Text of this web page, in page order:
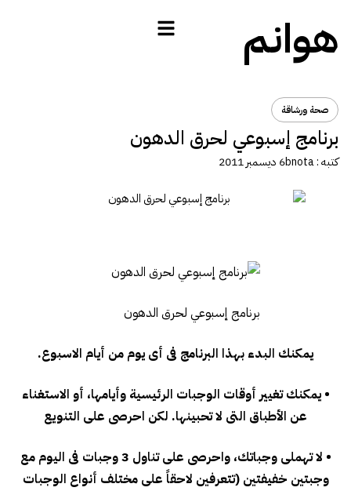
هوانم
صحة ورشاقة
برنامج إسبوعي لحرق الدهون
كتبه :bnota6 ديسمبر 2011
برنامج إسبوعي لحرق الدهون
يمكنك البدء بهذا البرنامج فى أى يوم من أيام الاسبوع.
• يمكنك تغيير أوقات الوجبات الرئيسية وأيامها، أو الاستغناء
عن الأطباق التى لا تحبينها. لكن احرصى على التنويع
• لا تهملى وجباتك، واحرصى على تناول 3 وجبات فى اليوم مع
وجبتين خفيفتين (تتعرفين لاحقاً على مختلف أنواع الوجبات